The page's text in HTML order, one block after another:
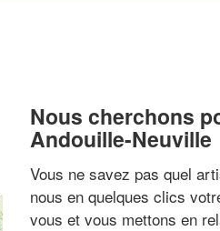
Nous cherchons
Andouille-Neuville
Vous ne savez pas quel
nous en quelques clics
vous et vous mettons en